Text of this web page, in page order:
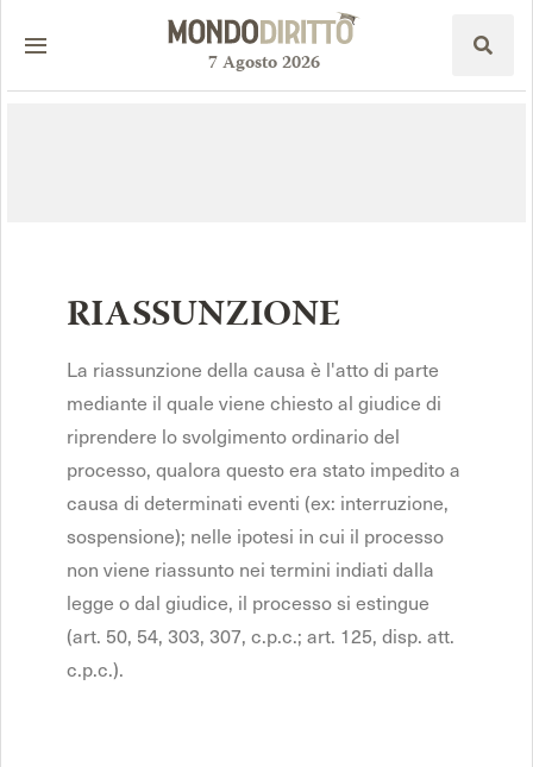
7Agosto2026
RIASSUNZIONE
La riassunzione della causa è l'atto di parte
mediante il quale viene chiesto al giudice di
riprendere lo svolgimento ordinario del
processo, qualora questo era stato impedito a
causa di determinati eventi (ex: interruzione,
sospensione); nelle ipotesi in cui il processo
non viene riassunto nei termini indiati dalla
legge o dal giudice, il processo si estingue
(art. 50, 54, 303, 307, c.p.c.; art. 125, disp. att.
c.p.c.).